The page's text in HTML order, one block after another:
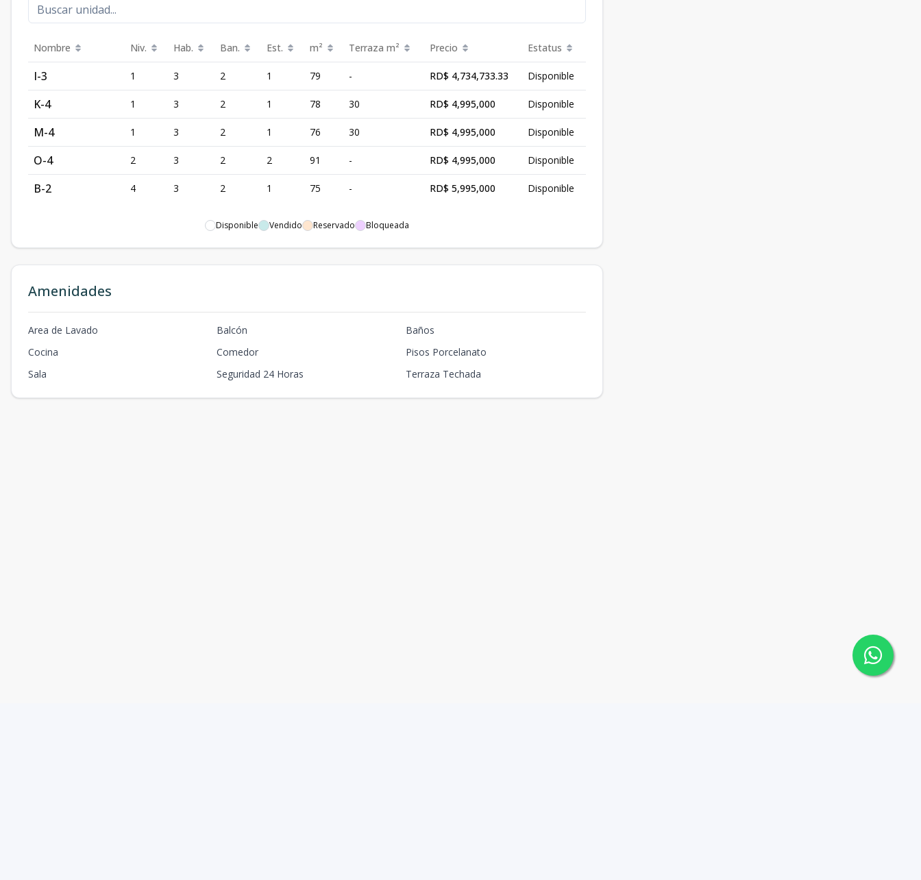
Nombre Niv. Hab. Ban. Est. m² Terraza m² Precio Estatus
I-3 1 3 2 1 79 - RD$ 4,734,733.33 Disponible
K-4 1 3 2 1 78 30 RD$ 4,995,000 Disponible
M-4 1 3 2 1 76 30 RD$ 4,995,000 Disponible
O-4 2 3 2 2 91 - RD$ 4,995,000 Disponible
B-2 4 3 2 1 75 - RD$ 5,995,000 Disponible
Disponible Vendido Reservado Bloqueada
Amenidades
Area de Lavado Balcón
Baños
Cocina
Comedor
Pisos Porcelanato
Sala
Seguridad 24 Horas Terraza Techada